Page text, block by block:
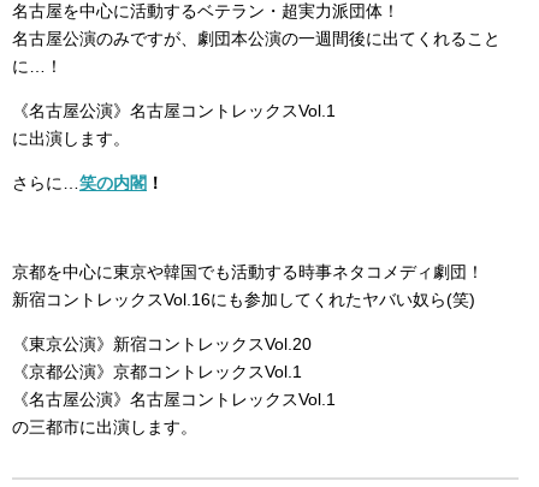
名古屋を中心に活動するベテラン・超実力派団体！
名古屋公演のみですが、劇団本公演の一週間後に出てくれること
に…！
《名古屋公演》名古屋コントレックスVol.1
に出演します。
さらに…笑の内閣 ！
京都を中心に東京や韓国でも活動する時事ネタコメディ劇団！
新宿コントレックスVol.16にも参加してくれたヤバい奴ら(笑)
《東京公演》新宿コントレックスVol.20
《京都公演》京都コントレックスVol.1
《名古屋公演》名古屋コントレックスVol.1
の三都市に出演します。